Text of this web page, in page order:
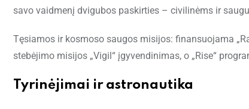
savo vaidmenį dvigubos paskirties – civilinėms ir
Tęsiamos ir kosmoso saugos misijos: finansuojama
stebėjimo misijos „Vigil“ įgyvendinimas, o „Rise“
Tyrinėjimai ir astronautika